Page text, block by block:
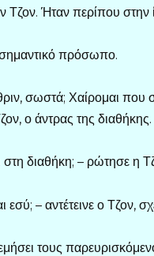
Ήταν περίπου στην
σημαντικό πρόσωπο.
σωστά; Χαίρομαι
ο άντρας της διαθήκης.
στη διαθήκη; – ρώτησε η
εσύ; – αντέτεινε ο Τζον,
τους